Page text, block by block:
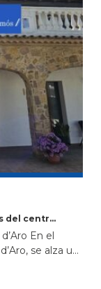
del centro
En el
se alza un